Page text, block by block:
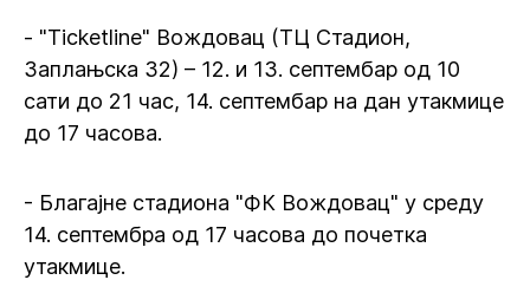
- "Ticketline" Вождовац (ТЦ Стадион,
Заплањска 32) – 12. и 13. септембар од 10
сати до 21 час, 14. септембар на дан утакмице
до 17 часова.
- Благајне стадиона "ФК Вождовац" у среду
14. септембра од 17 часова до почетка
утакмице.